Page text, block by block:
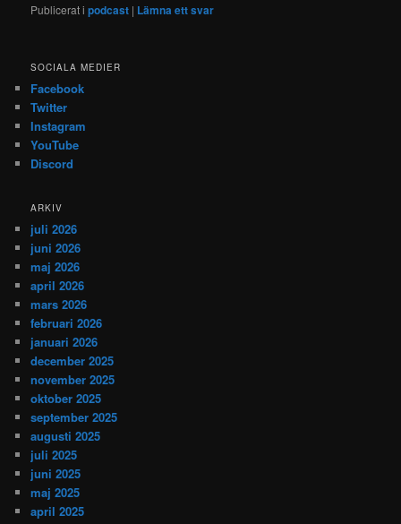
Publicerat i podcast | Lämna ett svar
SOCIALA MEDIER
Facebook
Twitter
Instagram
YouTube
Discord
ARKIV
juli 2026
juni 2026
maj 2026
april 2026
mars 2026
februari 2026
januari 2026
december 2025
november 2025
oktober 2025
september 2025
augusti 2025
juli 2025
juni 2025
maj 2025
april 2025